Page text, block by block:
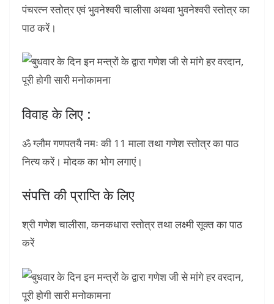
पंचरत्न स्तोत्र एवं भुवनेश्वरी चालीसा अथवा भुवनेश्वरी स्तोत्र का
पाठ करें।
विवाह के लिए :
ॐ ग्लौम गणपतयै नमः की 11 माला तथा गणेश स्तोत्र का पाठ
नित्य करें। मोदक का भोग लगाएं।
संपत्ति की प्राप्ति के लिए
श्री गणेश चालीसा, कनकधारा स्तोत्र तथा लक्ष्मी सूक्त का पाठ
करें